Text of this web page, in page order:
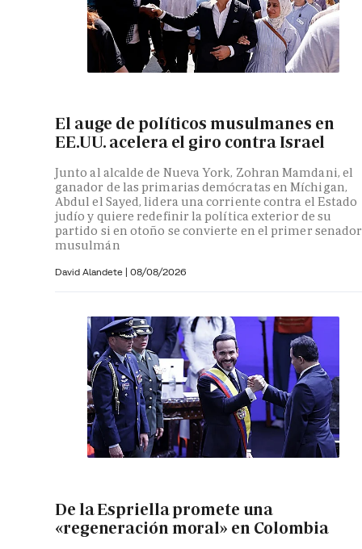
El auge de políticos musulmanes en
EE.UU. acelera el giro contra Israel
Junto al alcalde de Nueva York, Zohran Mamdani, el
ganador de las primarias demócratas en Míchigan,
Abdul el Sayed, lidera una corriente contra el Estado
judío y quiere redefinir la política exterior de su
partido si en otoño se convierte en el primer senador
musulmán
David Alandete | 08/08/2026
De la Espriella promete una
«regeneración moral» en Colombia